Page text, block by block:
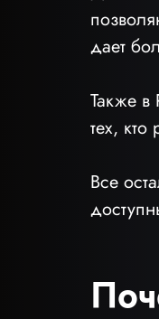
дает
Также
тех,
Все